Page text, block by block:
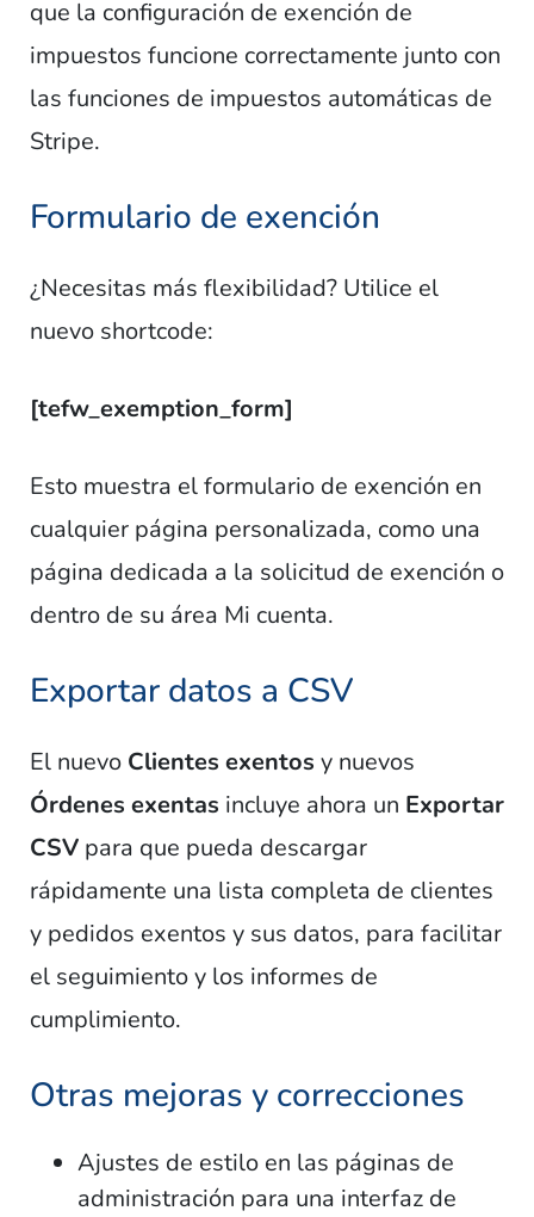
que la configuración de exención de
impuestos funcione correctamente junto con
las funciones de impuestos automáticas de
Stripe.
Formulario de exención
¿Necesitas más flexibilidad? Utilice el
nuevo shortcode:
[tefw_exemption_form]
Esto muestra el formulario de exención en
cualquier página personalizada, como una
página dedicada a la solicitud de exención o
dentro de su área Mi cuenta.
Exportar datos a CSV
El nuevo Clientes exentos y nuevos
Órdenes exentas incluye ahora un Exportar
CSV para que pueda descargar
rápidamente una lista completa de clientes
y pedidos exentos y sus datos, para facilitar
el seguimiento y los informes de
cumplimiento.
Otras mejoras y correcciones
Ajustes de estilo en las páginas de
administración para una interfaz de